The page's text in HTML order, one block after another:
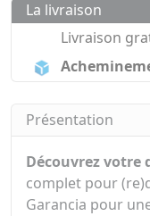
La livraison
Livraison
Présentation
Découvrez votre
complet pour
Garancia pour